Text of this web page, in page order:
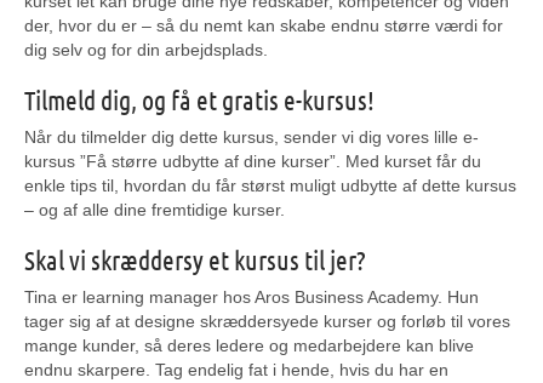
der, hvor du er – så du nemt kan skabe endnu større værdi for
dig selv og for din arbejdsplads.
Tilmeld dig, og få et gratis e-kursus!
Når du tilmelder dig dette kursus, sender vi dig vores lille e-
kursus ”Få større udbytte af dine kurser”. Med kurset får du
enkle tips til, hvordan du får størst muligt udbytte af dette kursus
– og af alle dine fremtidige kurser.
Skal vi skræddersy et kursus til jer?
Tina er learning manager hos Aros Business Academy. Hun
tager sig af at designe skræddersyede kurser og forløb til vores
mange kunder, så deres ledere og medarbejdere kan blive
endnu skarpere. Tag endelig fat i hende, hvis du har en